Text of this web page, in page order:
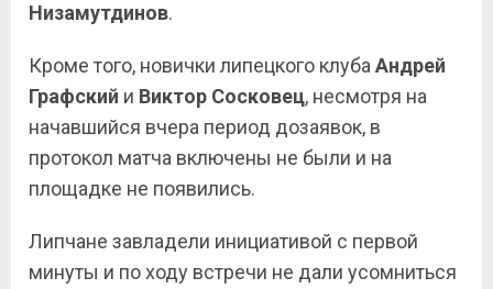
Низамутдинов.
Кроме того, новички липецкого клуба Андрей
Графский и Виктор Сосковец, несмотря на
начавшийся вчера период дозаявок, в
протокол матча включены не были и на
площадке не появились.
Липчане завладели инициативой с первой
минуты и по ходу встречи не дали усомниться